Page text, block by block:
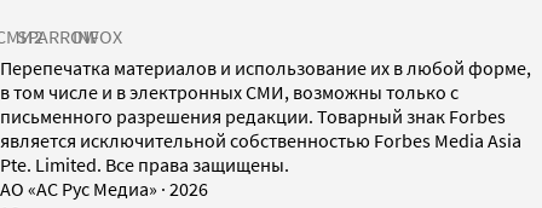
SPARROWINFOX
Перепечатка материалов и использование их в любой форме,
в том числе и в электронных СМИ, возможны только с
письменного разрешения редакции. Товарный знак Forbes
является исключительной собственностью Forbes Media Asia
Pte. Limited. Все права защищены.
AO «АС Рус Медиа» · 2026